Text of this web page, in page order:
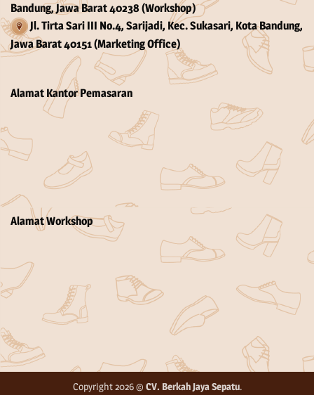
Bandung, Jawa Barat 40238 (Workshop)
Jl. Tirta Sari III No.4, Sarijadi, Kec. Sukasari, Kota Bandung,
Jawa Barat 40151 (Marketing Office)
Alamat Kantor Pemasaran
Alamat Workshop
Copyright 2026 © CV. Berkah Jaya Sepatu.